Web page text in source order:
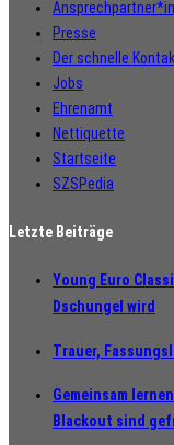
Presse
Der schnelle
Jobs
Ehrenamt
Nettiquette
Startseite
SZSPedia
Letzte Beiträge
Young Euro
Dschungel wird
Trauer,
Gemeinsam
Blackout sind